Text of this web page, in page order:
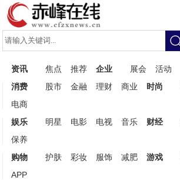
资讯 焦点 推荐 企业 展会
活动
消费
股市 金融 理财 商业 时尚
电商
娱乐
明星 电影 电视 音乐 财经
保养
购物
护肤 彩妆 服饰 减肥 游戏
APP